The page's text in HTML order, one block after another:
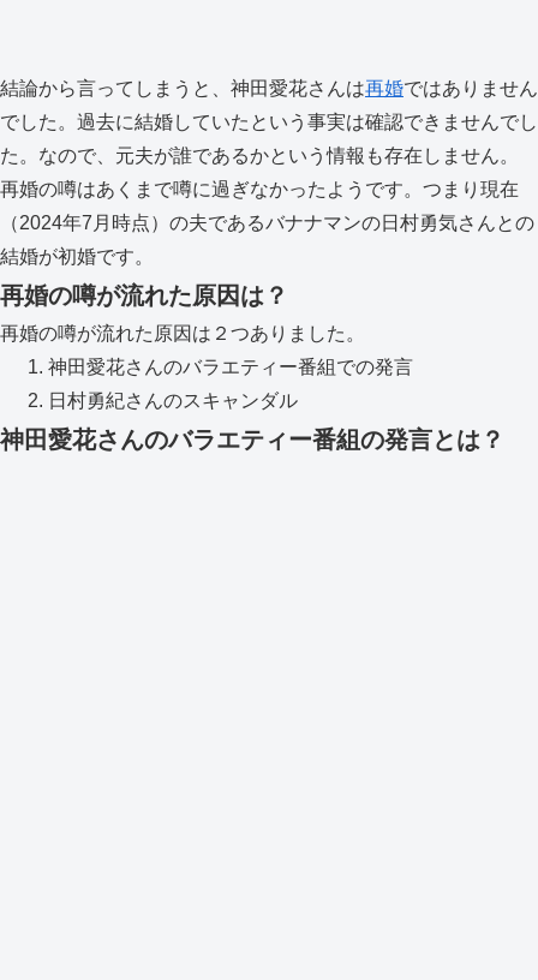
結論から言ってしまうと、神田愛花さんは再婚ではありません
でした。過去に結婚していたという事実は確認できませんでし
た。なので、元夫が誰であるかという情報も存在しません。
再婚の噂はあくまで噂に過ぎなかったようです。つまり現在
（2024年7月時点）の夫であるバナナマンの日村勇気さんとの
結婚が初婚です。
再婚の噂が流れた原因は？
再婚の噂が流れた原因は２つありました。
神田愛花さんのバラエティー番組での発言
日村勇紀さんのスキャンダル
神田愛花さんのバラエティー番組の発言とは？